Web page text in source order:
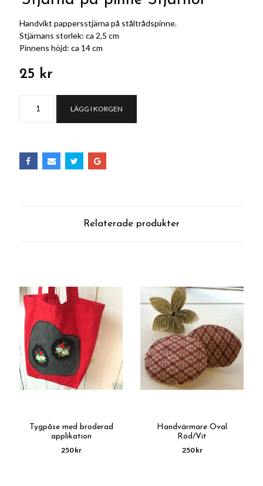
Handvikt pappersstjärna på ståltrådspinne.
Stjärnans storlek: ca 2,5 cm
Pinnens höjd: ca 14 cm
25 kr
LÄGG I KORGEN
Relaterade produkter
Tygpåse med broderad
applikation
250 kr
Handvärmare Oval
Röd/Vit
250 kr